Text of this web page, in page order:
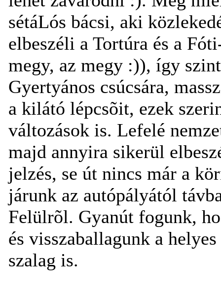
sétáLós bácsi, aki
elbeszéli a Tortúra és a
megy, az megy :)), így
Gyertyános csúcsára,
a kilátó lépcsõit, ezek
változások is. Lefelé
majd annyira sikerül
jelzés, se út nincs már a
járunk az autópályától
Felülrõl. Gyanút fogunk,
és visszaballagunk a
szalag is.